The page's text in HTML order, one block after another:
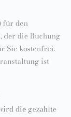
für den
der die Buchung
Sie kostenfrei.
ist
die gezahlte